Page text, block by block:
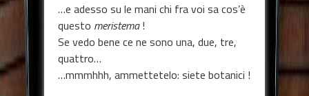
…e adesso su le mani chi fra voi sa cos’è
questo meristema!
Se vedo bene ce ne sono una, due, tre,
quattro…
…mmmhhh, ammettetelo: siete botanici !